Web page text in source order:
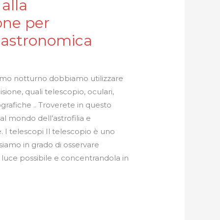
per
notturno dobbiamo utilizzare
quali telescopio, oculari,
.. Troverete in questo
mondo dell’astrofilia e
I telescopi Il telescopio è uno
in grado di osservare
luce possibile e concentrandola in